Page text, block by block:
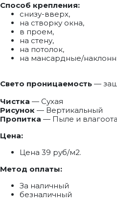
Способ крепления:
снизу-вверх,
на створку окна,
в проем,
на стену,
на потолок,
на мансардные/
Свето проницаемость —
Чистка — Сухая
Рисунок — Вертикальный
Пропитка — Пыле и
Цена:
Цена 39 руб/м2.
Метод оплаты:
За наличный
безналичный